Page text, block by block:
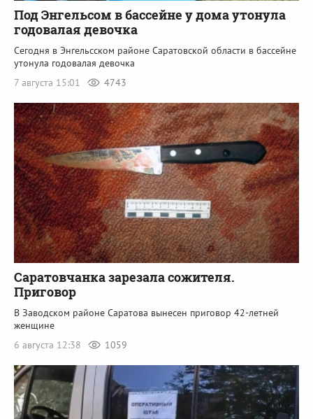
Под Энгельсом в бассейне у дома утонула
годовалая девочка
Сегодня в Энгельсском районе Саратовской области в бассейне
утонула годовалая девочка
7 августа 15:01
4743
Саратовчанка зарезала сожителя.
Приговор
В Заводском районе Саратова вынесен приговор 42-летней
женщине
6 августа 12:38
1059